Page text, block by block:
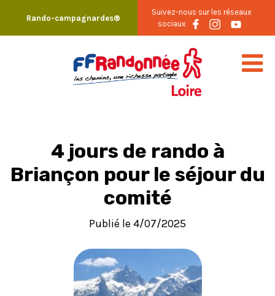
content
Rando-campagnardes®
Suivez-nous sur les réseaux
sociaux
4 jours de rando à
Briançon pour le séjour du
comité
Publié le 4/07/2025